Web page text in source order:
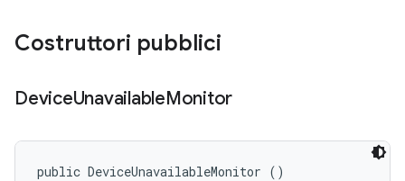
Costruttori pubblici
DeviceUnavailableMonitor
public DeviceUnavailableMonitor ()